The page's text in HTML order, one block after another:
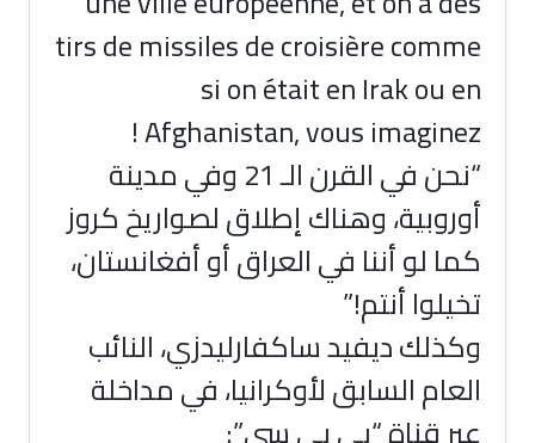
tirs de missiles de croisière comme
si on était en Irak ou en
Afghanistan, vous imaginez !
“نحن في القرن الـ 21 وفي مدينة
أوروبية، وهناك إطلاق لصواريخ كروز
كما لو أننا في العراق أو أفغانستان،
تخيلوا أنتم!”
وكذلك ديفيد ساكفارليدزي، النائب
العام السابق لأوكرانيا، في مداخلة